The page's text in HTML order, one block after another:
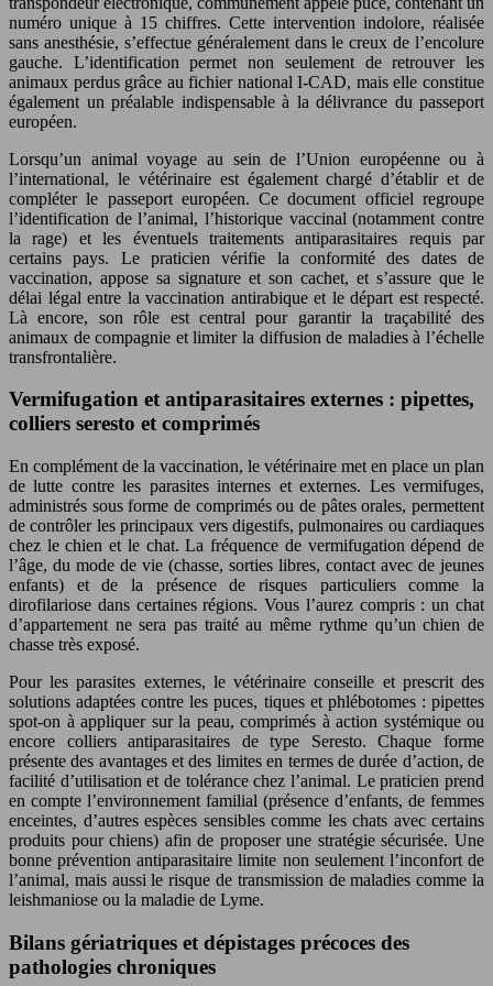
numéro unique à 15 chiffres. Cette intervention indolore, réalisée
sans anesthésie, s’effectue généralement dans le creux de l’encolure
gauche. L’identification permet non seulement de retrouver les
animaux perdus grâce au fichier national I-CAD, mais elle constitue
également un préalable indispensable à la délivrance du passeport
européen.
Lorsqu’un animal voyage au sein de l’Union européenne ou à
l’international, le vétérinaire est également chargé d’établir et de
compléter le passeport européen. Ce document officiel regroupe
l’identification de l’animal, l’historique vaccinal (notamment contre
la rage) et les éventuels traitements antiparasitaires requis par
certains pays. Le praticien vérifie la conformité des dates de
vaccination, appose sa signature et son cachet, et s’assure que le
délai légal entre la vaccination antirabique et le départ est respecté.
Là encore, son rôle est central pour garantir la traçabilité des
animaux de compagnie et limiter la diffusion de maladies à l’échelle
transfrontalière.
Vermifugation et antiparasitaires externes : pipettes,
colliers seresto et comprimés
En complément de la vaccination, le vétérinaire met en place un plan
de lutte contre les parasites internes et externes. Les vermifuges,
administrés sous forme de comprimés ou de pâtes orales, permettent
de contrôler les principaux vers digestifs, pulmonaires ou cardiaques
chez le chien et le chat. La fréquence de vermifugation dépend de
l’âge, du mode de vie (chasse, sorties libres, contact avec de jeunes
enfants) et de la présence de risques particuliers comme la
dirofilariose dans certaines régions. Vous l’aurez compris : un chat
d’appartement ne sera pas traité au même rythme qu’un chien de
chasse très exposé.
Pour les parasites externes, le vétérinaire conseille et prescrit des
solutions adaptées contre les puces, tiques et phlébotomes : pipettes
spot-on à appliquer sur la peau, comprimés à action systémique ou
encore colliers antiparasitaires de type Seresto. Chaque forme
présente des avantages et des limites en termes de durée d’action, de
facilité d’utilisation et de tolérance chez l’animal. Le praticien prend
en compte l’environnement familial (présence d’enfants, de femmes
enceintes, d’autres espèces sensibles comme les chats avec certains
produits pour chiens) afin de proposer une stratégie sécurisée. Une
bonne prévention antiparasitaire limite non seulement l’inconfort de
l’animal, mais aussi le risque de transmission de maladies comme la
leishmaniose ou la maladie de Lyme.
Bilans gériatriques et dépistages précoces des
pathologies chroniques